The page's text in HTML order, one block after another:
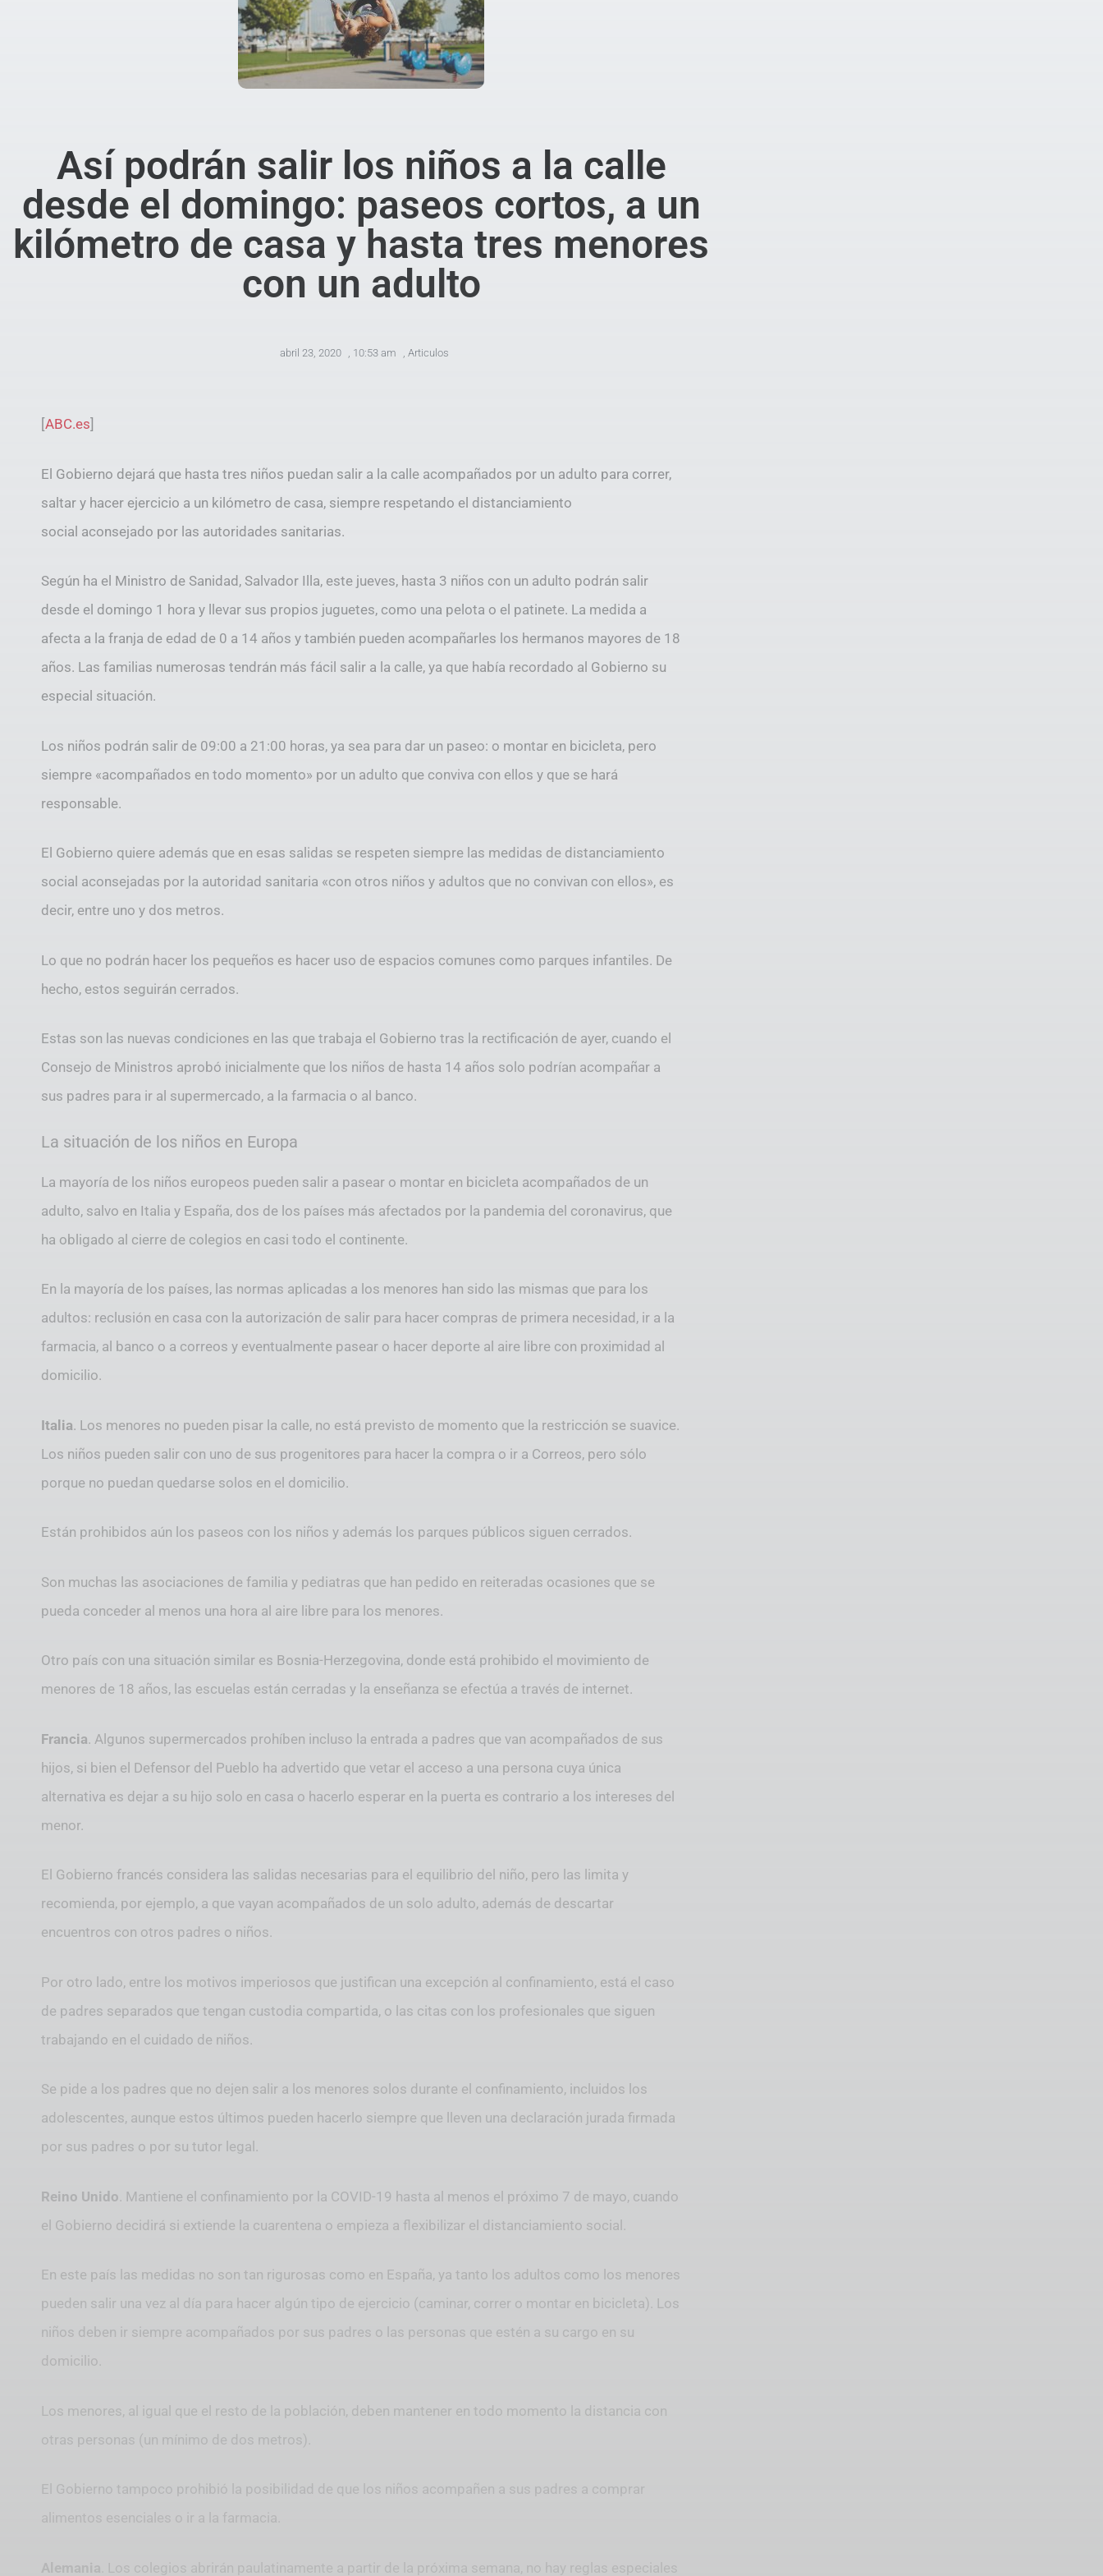
Así podrán salir los niños a la calle
desde el domingo: paseos cortos, a un
kilómetro de casa y hasta tres menores
con un adulto
abril 23, 2020 , 10:53 am , Articulos
[ABC.es
El Gobierno dejará que hasta tres niños puedan salir a la calle acompañados por un adulto para correr,
saltar y hacer ejercicio a un kilómetro de casa, siempre respetando el distanciamiento
social aconsejado por las autoridades sanitarias.
Según ha el Ministro de Sanidad, Salvador Illa, este jueves, hasta 3 niños con un adulto podrán salir
desde el domingo 1 hora y llevar sus propios juguetes, como una pelota o el patinete. La medida a
afecta a la franja de edad de 0 a 14 años y también pueden acompañarles los hermanos mayores de 18
años. Las familias numerosas tendrán más fácil salir a la calle, ya que había recordado al Gobierno su
especial situación.
Los niños podrán salir de 09:00 a 21:00 horas, ya sea para dar un paseo: o montar en bicicleta, pero
siempre «acompañados en todo momento» por un adulto que conviva con ellos y que se hará
responsable.
El Gobierno quiere además que en esas salidas se respeten siempre las medidas de distanciamiento
social aconsejadas por la autoridad sanitaria «con otros niños y adultos que no convivan con ellos», es
decir, entre uno y dos metros.
Lo que no podrán hacer los pequeños es hacer uso de espacios comunes como parques infantiles. De
hecho, estos seguirán cerrados.
Estas son las nuevas condiciones en las que trabaja el Gobierno tras la rectificación de ayer, cuando el
Consejo de Ministros aprobó inicialmente que los niños de hasta 14 años solo podrían acompañar a
sus padres para ir al supermercado, a la farmacia o al banco.
La situación de los niños en Europa
La mayoría de los niños europeos pueden salir a pasear o montar en bicicleta acompañados de un
adulto, salvo en Italia y España, dos de los países más afectados por la pandemia del coronavirus, que
ha obligado al cierre de colegios en casi todo el continente.
En la mayoría de los países, las normas aplicadas a los menores han sido las mismas que para los
adultos: reclusión en casa con la autorización de salir para hacer compras de primera necesidad, ir a la
farmacia, al banco o a correos y eventualmente pasear o hacer deporte al aire libre con proximidad al
domicilio.
Italia. Los menores no pueden pisar la calle, no está previsto de momento que la restricción se suavice.
Los niños pueden salir con uno de sus progenitores para hacer la compra o ir a Correos, pero sólo
porque no puedan quedarse solos en el domicilio.
Están prohibidos aún los paseos con los niños y además los parques públicos siguen cerrados.
Son muchas las asociaciones de familia y pediatras que han pedido en reiteradas ocasiones que se
pueda conceder al menos una hora al aire libre para los menores.
Otro país con una situación similar es Bosnia-Herzegovina, donde está prohibido el movimiento de
menores de 18 años, las escuelas están cerradas y la enseñanza se efectúa a través de internet.
Francia. Algunos supermercados prohíben incluso la entrada a padres que van acompañados de sus
hijos, si bien el Defensor del Pueblo ha advertido que vetar el acceso a una persona cuya única
alternativa es dejar a su hijo solo en casa o hacerlo esperar en la puerta es contrario a los intereses del
menor.
El Gobierno francés considera las salidas necesarias para el equilibrio del niño, pero las limita y
recomienda, por ejemplo, a que vayan acompañados de un solo adulto, además de descartar
encuentros con otros padres o niños.
Por otro lado, entre los motivos imperiosos que justifican una excepción al confinamiento, está el caso
de padres separados que tengan custodia compartida, o las citas con los profesionales que siguen
trabajando en el cuidado de niños.
Se pide a los padres que no dejen salir a los menores solos durante el confinamiento, incluidos los
adolescentes, aunque estos últimos pueden hacerlo siempre que lleven una declaración jurada firmada
por sus padres o por su tutor legal.
Reino Unido. Mantiene el confinamiento por la COVID-19 hasta al menos el próximo 7 de mayo, cuando
el Gobierno decidirá si extiende la cuarentena o empieza a flexibilizar el distanciamiento social.
En este país las medidas no son tan rigurosas como en España, ya tanto los adultos como los menores
pueden salir una vez al día para hacer algún tipo de ejercicio (caminar, correr o montar en bicicleta). Los
niños deben ir siempre acompañados por sus padres o las personas que estén a su cargo en su
domicilio.
Los menores, al igual que el resto de la población, deben mantener en todo momento la distancia con
otras personas (un mínimo de dos metros).
El Gobierno tampoco prohibió la posibilidad de que los niños acompañen a sus padres a comprar
alimentos esenciales o ir a la farmacia.
Alemania . Los colegios abrirán paulatinamente a partir de la próxima semana, no hay reglas especiales